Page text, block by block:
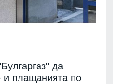
да
и плащанията по